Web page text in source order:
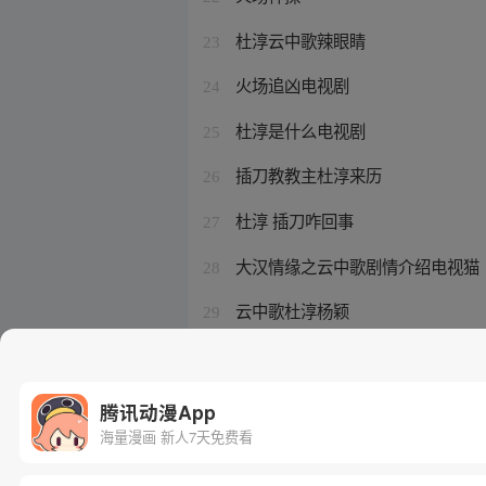
23 杜淳云中歌辣眼睛
24 火场追凶电视剧
25 杜淳是什么电视剧
26 插刀教教主杜淳来历
27 杜淳 插刀咋回事
28 大汉情缘之云中歌剧情介绍电视猫
29 云中歌杜淳杨颖
腾讯动漫App
海量漫画 新人7天免费看